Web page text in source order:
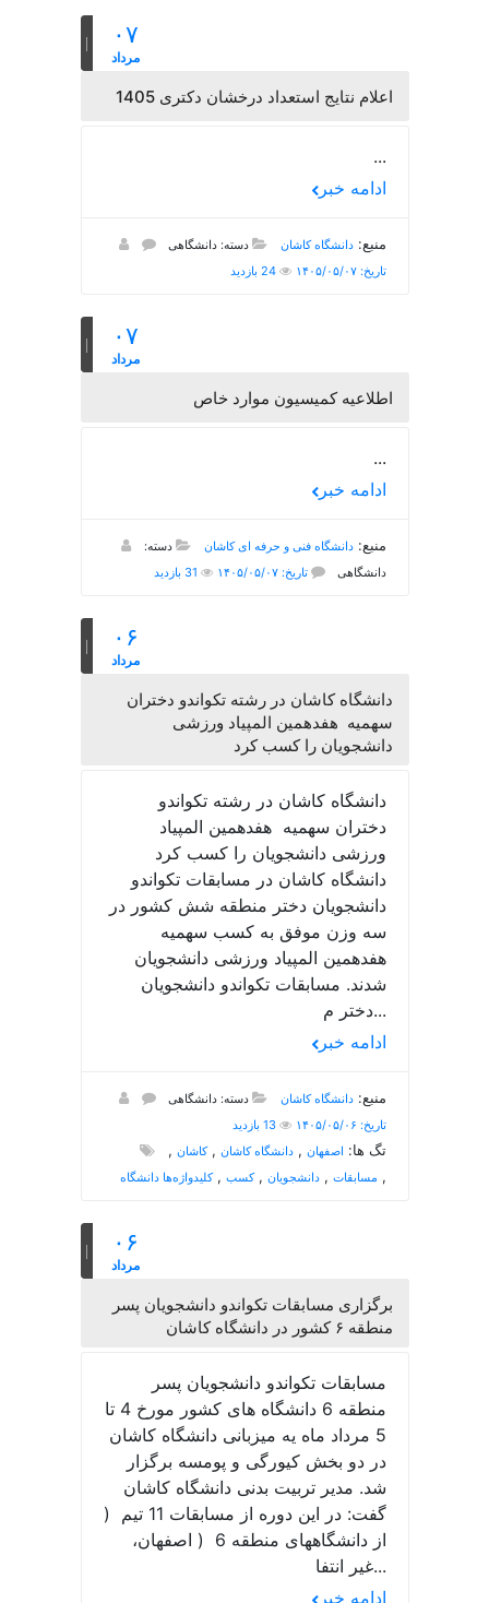
۰۷
مرداد
اعلام نتایج استعداد درخشان دکتری 1405
...
ادامه خبر
منبع:دانشگاه کاشان
دسته: دانشگاهی
تاریخ: ۱۴۰۵/۰۵/۰۷
24 بازدید
۰۷
مرداد
اطلاعیه کمیسیون موارد خاص
...
ادامه خبر
منبع:دانشگاه فنی و حرفه ای کاشان
دسته:
دانشگاهی
تاریخ: ۱۴۰۵/۰۵/۰۷
۰۶
مرداد
دانشگاه کاشان در رشته تکواندو دختران
سهمیه هفدهمین المپیاد ورزشی
دانشجویان را کسب کرد
دانشگاه کاشان در رشته تکواندو
دختران سهمیه هفدهمین المپیاد
ورزشی دانشجویان را کسب کرد
دانشگاه کاشان در مسابقات تکواندو
دانشجویان دختر منطقه شش کشور در
سه وزن موفق به کسب سهمیه
هفدهمین المپیاد ورزشی دانشجویان
شدند. مسابقات تکواندو دانشجویان
دختر م...
ادامه خبر
منبع:دانشگاه کاشان
دسته: دانشگاهی
تاریخ: ۱۴۰۵/۰۵/۰۶
13 بازدید
تگ ها: اصفهان ,دانشگاه کاشان ,کاشان ,
مسابقات ,دانشجویان ,کسب ,کلیدواژه‌ها دانشگاه ,
۰۶
مرداد
برگزاری مسابقات تکواندو دانشجویان پسر
منطقه ۶ کشور در دانشگاه کاشان
مسابقات تکواندو دانشجویان پسر
منطقه 6 دانشگاه های کشور مورخ 4 تا
5 مرداد ماه یه میزبانی دانشگاه کاشان
در دو بخش کیورگی و پومسه برگزار
شد. مدیر تربیت بدنی دانشگاه کاشان
گفت: در این دوره از مسابقات 11 تیم (
از دانشگاههای منطقه 6 ( اصفهان،
غیر انتفا...
ادامه خبر